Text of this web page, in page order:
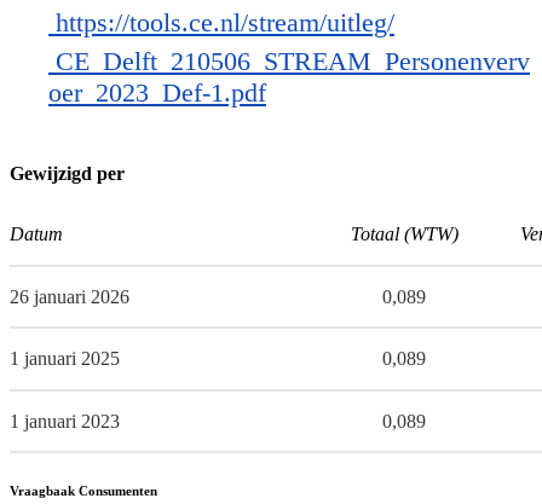
https://tools.ce.nl/stream/uitleg/
CE_Delft_210506_STREAM_Personenverv
oer_2023_Def-1.pdf
Gewijzigd per
Datum Totaal (WTW)
26 januari 2026 0,089
1 januari 2025 0,089
1 januari 2023 0,089
Vraagbaak Consumenten